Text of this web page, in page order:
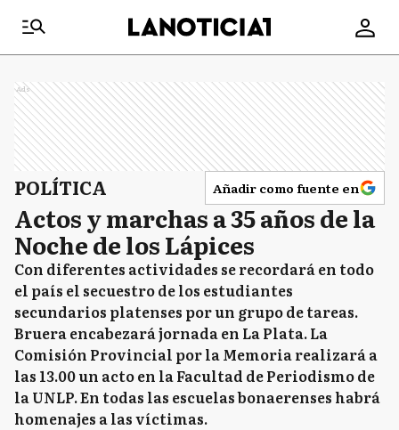
Ads
POLÍTICA Añadir como fuente en
Actos y marchas a 35 años de la
Noche de los Lápices
Con diferentes actividades se recordará en todo
el país el secuestro de los estudiantes
secundarios platenses por un grupo de tareas.
Bruera encabezará jornada en La Plata. La
Comisión Provincial por la Memoria realizará a
las 13.00 un acto en la Facultad de Periodismo de
la UNLP. En todas las escuelas bonaerenses habrá
homenajes a las víctimas.